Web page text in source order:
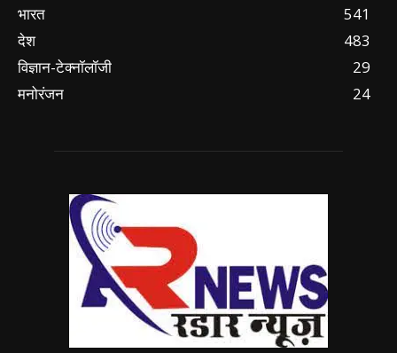
भारत
541
देश
483
विज्ञान-टेक्नॉलॉजी
29
मनोरंजन
24